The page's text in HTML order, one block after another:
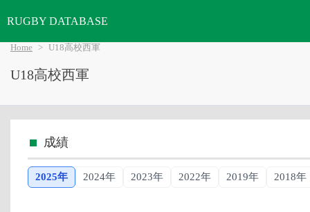
RUGBY DATABASE
Home U18高校西軍
U18高校西軍
成績
2025年 2024年 2023年 2022年 2019年 2018年